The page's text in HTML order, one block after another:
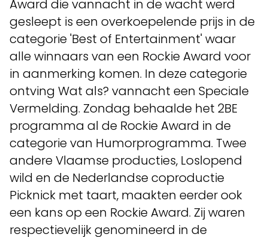
Award die vannacht in de wacht werd
gesleept is een overkoepelende prijs in de
categorie 'Best of Entertainment' waar
alle winnaars van een Rockie Award voor
in aanmerking komen. In deze categorie
ontving Wat als? vannacht een Speciale
Vermelding. Zondag behaalde het 2BE
programma al de Rockie Award in de
categorie van Humorprogramma. Twee
andere Vlaamse producties, Loslopend
wild en de Nederlandse coproductie
Picknick met taart, maakten eerder ook
een kans op een Rockie Award. Zij waren
respectievelijk genomineerd in de